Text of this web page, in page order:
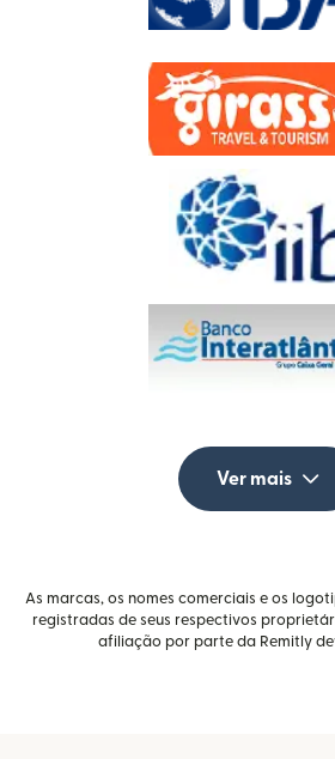
Ver mais
As marcas, os nomes comerciais e os
registradas de seus respectivos
afiliação por parte da Remitly